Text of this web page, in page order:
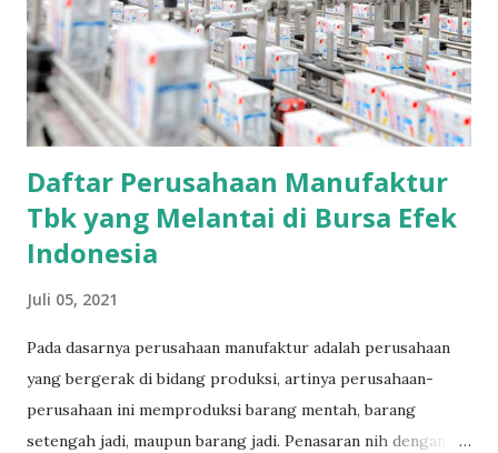
Daftar Perusahaan Manufaktur
Tbk yang Melantai di Bursa Efek
Indonesia
Juli 05, 2021
Pada dasarnya perusahaan manufaktur adalah perusahaan
yang bergerak di bidang produksi, artinya perusahaan-
perusahaan ini memproduksi barang mentah, barang
setengah jadi, maupun barang jadi. Penasaran nih dengan